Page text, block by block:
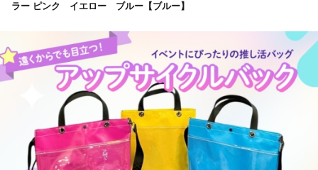
ラー ピンク イエロー ブルー【ブルー】